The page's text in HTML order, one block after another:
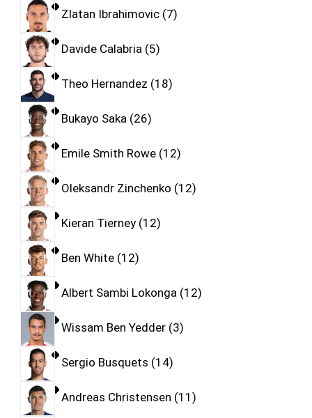
Zlatan Ibrahimovic 7
Davide Calabria 5
Theo Hernandez 18
Bukayo Saka 26
Emile Smith Rowe 12
Oleksandr Zinchenko 12
Kieran Tierney 12
Ben White 12
Albert Sambi Lokonga 12
Wissam Ben Yedder 3
Sergio Busquets 14
Andreas Christensen 11